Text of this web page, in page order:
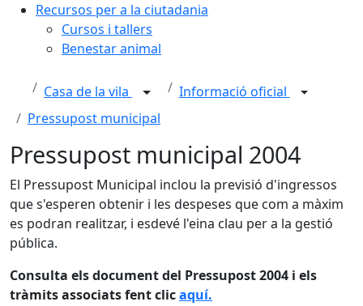
Recursos per a la ciutadania
Cursos i tallers
Benestar animal
Casa de la vila
Informació oficial
Pressupost municipal
Pressupost municipal 2004
El Pressupost Municipal inclou la previsió d'ingressos
que s'esperen obtenir i les despeses que com a màxim
es podran realitzar, i esdevé l'eina clau per a la gestió
pública.
Consulta els document del Pressupost 2004 i els
tràmits associats fent clicaquí.